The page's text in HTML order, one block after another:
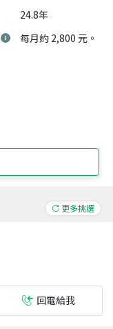
24.8年
每月約 2,800 元。
更多挑選
回電給我